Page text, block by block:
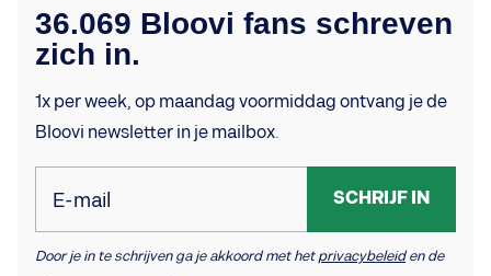
36.069 Bloovi fans schreven
zich in.
1x per week, op maandag voormiddag ontvang je de
Bloovi newsletter in je mailbox.
E-mail SCHRIJF IN
Door je in te schrijven ga je akkoord met hetprivacybeleiden de